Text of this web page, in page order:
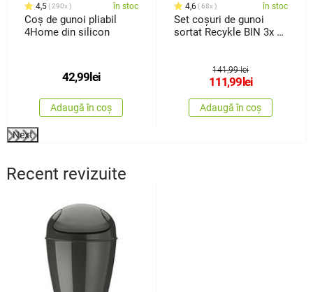
4,5 290x în stoc
Coș de gunoi pliabil
4Home din silicon
42,99 lei
Adaugă în coș
4,6 68x în stoc
Set coșuri de gunoi
sortat Recykle BIN 3x 25
141,99 lei
111,99 lei
Adaugă în coș
Next
Recent revizuite